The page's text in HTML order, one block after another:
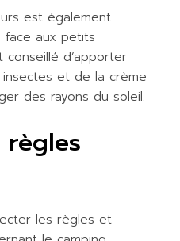
est également
face aux petits
conseillé d’apporter
et de la crème
des rayons du soleil.
règles
les règles et